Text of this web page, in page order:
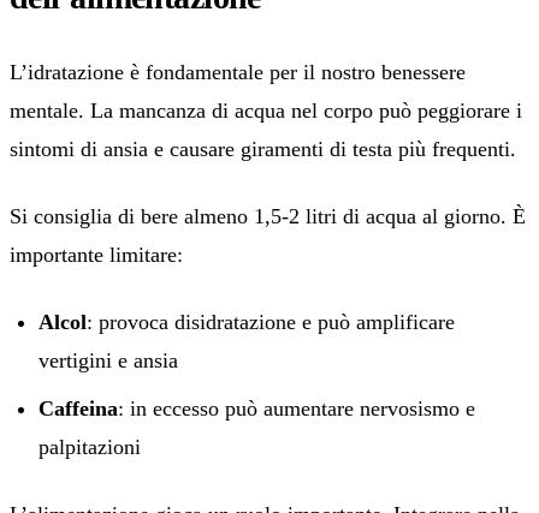
L’idratazione è fondamentale per il nostro benessere
mentale. La mancanza di acqua nel corpo può peggiorare i
sintomi di ansia e causare giramenti di testa più frequenti.
Si consiglia di bere almeno 1,5-2 litri di acqua al giorno. È
importante limitare:
Alcol: provoca disidratazione e può amplificare
vertigini e ansia
Caffeina: in eccesso può aumentare nervosismo e
palpitazioni